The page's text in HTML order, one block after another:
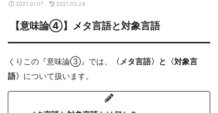
【意味論④】メタ言語と対象言語
2021.01.07 2021.03.24
くりこの『意味論③』では、
〈メタ言語〉と〈対象言
語〉 について扱います。